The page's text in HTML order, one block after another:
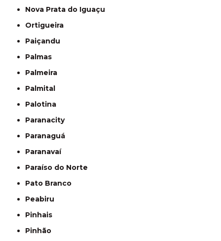
Nova Prata do Iguaçu
Ortigueira
Paiçandu
Palmas
Palmeira
Palmital
Palotina
Paranacity
Paranaguá
Paranavaí
Paraíso do Norte
Pato Branco
Peabiru
Pinhais
Pinhão